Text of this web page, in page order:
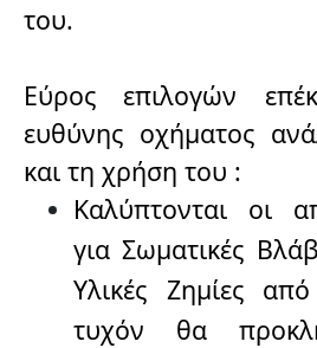
του.
Εύρος επιλογών
ευθύνης οχήματος
και τη χρήση του :
Καλύπτονται οι
για Σωματικές
Υλικές Ζημίες
τυχόν θα